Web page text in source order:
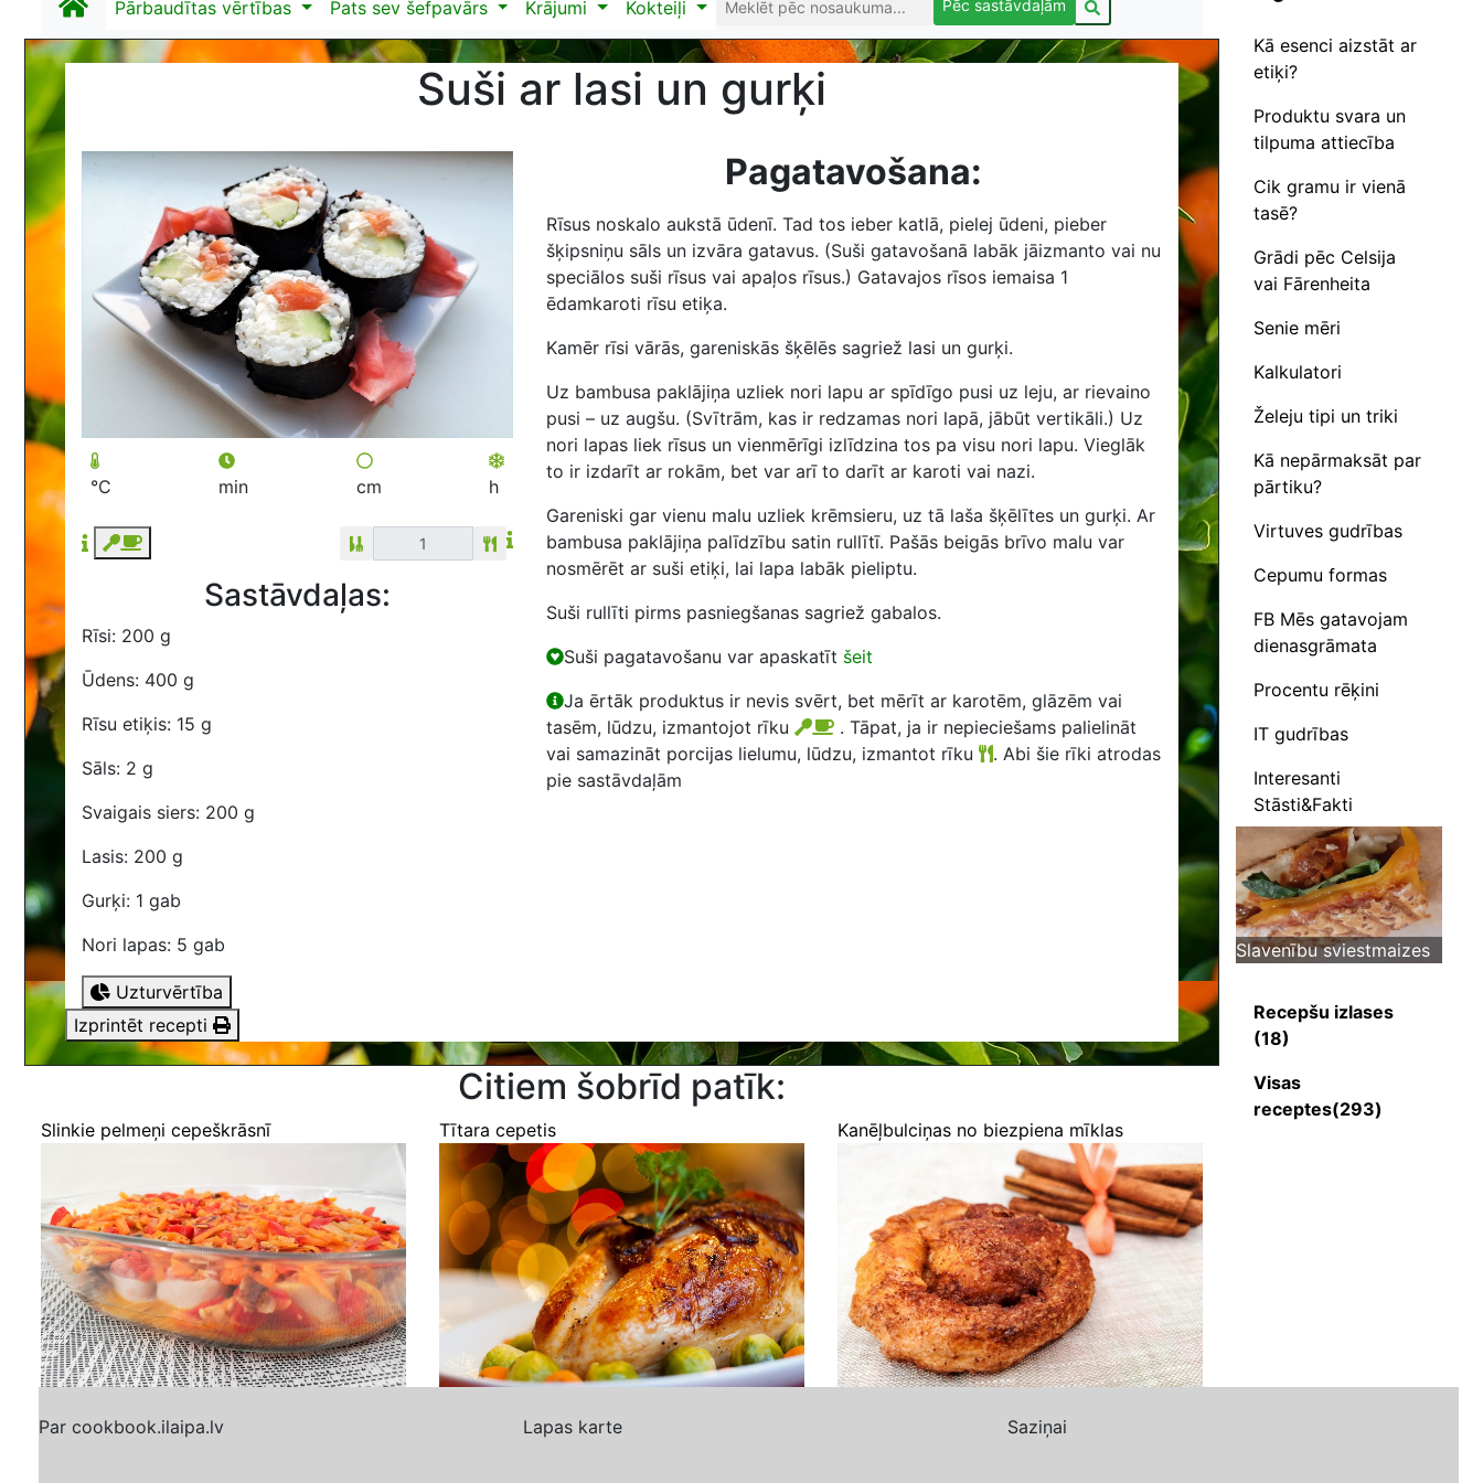
Pārbaudītas vērtības Pats sev šefpavārs Krājumi Kokteiļi Pēc sastāvdaļām
Suši ar lasi un gurķi
°C min cm h
Sastāvdaļas:
Rīsi: 200 g
Ūdens: 400 g
Rīsu etiķis: 15 g
Sāls: 2 g
Svaigais siers: 200 g
Lasis: 200 g
Gurķi: 1 gab
Nori lapas: 5 gab
Uzturvērtība
Pagatavošana:
Rīsus noskalo aukstā ūdenī. Tad tos ieber katlā, pielej ūdeni, pieber
šķipsniņu sāls un izvāra gatavus. (Suši gatavošanā labāk jāizmanto vai nu
speciālos suši rīsus vai apaļos rīsus.) Gatavajos rīsos iemaisa 1
ēdamkaroti rīsu etiķa.
Kamēr rīsi vārās, gareniskās šķēlēs sagriež lasi un gurķi.
Uz bambusa paklājiņa uzliek nori lapu ar spīdīgo pusi uz leju, ar rievaino
pusi – uz augšu. (Svītrām, kas ir redzamas nori lapā, jābūt vertikāli.) Uz
nori lapas liek rīsus un vienmērīgi izlīdzina tos pa visu nori lapu. Vieglāk
to ir izdarīt ar rokām, bet var arī to darīt ar karoti vai nazi.
Gareniski gar vienu malu uzliek krēmsieru, uz tā laša šķēlītes un gurķi. Ar
bambusa paklājiņa palīdzību satin rullītī. Pašās beigās brīvo malu var
nosmērēt ar suši etiķi, lai lapa labāk pieliptu.
Suši rullīti pirms pasniegšanas sagriež gabalos.
Suši pagatavošanu var apaskatīt šeit
Ja ērtāk produktus ir nevis svērt, bet mērīt ar karotēm, glāzēm vai
tasēm, lūdzu, izmantojot rīku
. Tāpat, ja ir nepieciešams palielināt
vai samazināt porcijas lielumu, lūdzu, izmantot rīku
. Abi šie rīki atrodas
pie sastāvdaļām
Izprintēt recepti
Citiem šobrīd patīk:
Slinkie pelmeņi cepeškrāsnī Tītara cepetis Kanēļbulciņas no biezpiena mīklas
Kā esenci aizstāt ar
etiķi?
Produktu svara un
tilpuma attiecība
Cik gramu ir vienā
tasē?
Grādi pēc Celsija
vai Fārenheita
Senie mēri
Kalkulatori
Želeju tipi un triki
Kā nepārmaksāt par
pārtiku?
Virtuves gudrības
Cepumu formas
FB Mēs gatavojam
dienasgrāmata
Procentu rēķini
IT gudrības
Interesanti
Stāsti&Fakti
Slavenību sviestmaizes
Recepšu izlases
(18)
Visas
receptes(293)
Par cookbook.ilaipa.lv Lapas karte Saziņai